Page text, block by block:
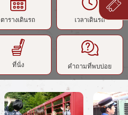
วามบกพร่องทางร่างกาย
Train
ตารางเดินรถ เวลาเดินรถ
ที่นั่ง คำถามที่พบบ่อย